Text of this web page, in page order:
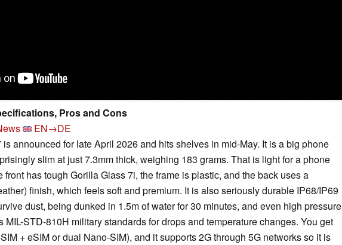
Pros and Cons
EN→DE
announced for late April 2026 and hits shelves in mid-May. It is a big phone
slim at just 7.3mm thick, weighing 183 grams. That is light for a phone
front has tough Gorilla Glass 7i, the frame is plastic, and the back uses a
finish, which feels soft and premium. It is also seriously durable IP68/IP69
dust, being dunked in 1.5m of water for 30 minutes, and even high pressure
MIL-STD-810H military standards for drops and temperature changes. You get
+ eSIM or dual Nano-SIM), and it supports 2G through 5G networks so it is